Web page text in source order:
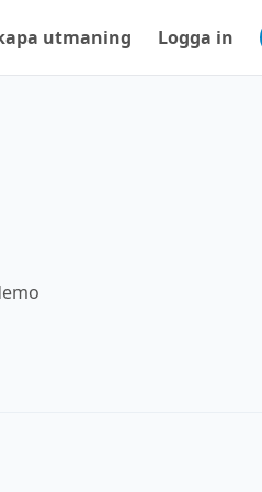
utmaning Logga in